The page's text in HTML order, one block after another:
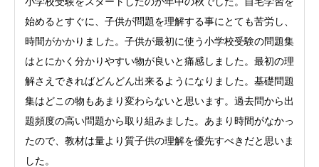
始めるとすぐに、子供が問題を理解する事にとても苦労し、
時間がかかりました。子供が最初に使う小学校受験の問題集
はとにかく分かりやすい物が良いと痛感しました。最初の理
解さえできればどんどん出来るようになりました。基礎問題
集はどこの物もあまり変わらないと思います。過去問から出
題頻度の高い問題から取り組みました。あまり時間がなかっ
たので、教材は量より質子供の理解を優先すべきだと思いま
した。